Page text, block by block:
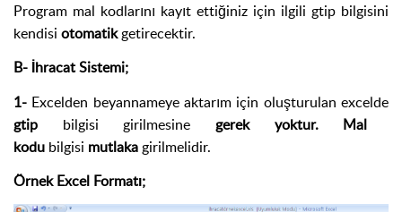
Program mal kodlarını kayıt ettiğiniz için ilgili gtip bilgisini
kendisi otomatikgetirecektir.
B- İhracat Sistemi;
1- Excelden beyannameye aktarım için oluşturulan excelde
gtip bilgisi girilmesinegerek yoktur.
Mal
kodu bilgisi mutlaka girilmelidir.
Örnek Excel Formatı;